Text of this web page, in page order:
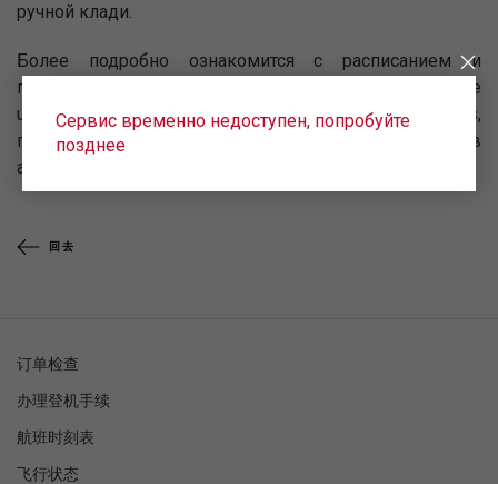
ручной клади.
Более подробно ознакомится с расписанием и
приобрести билеты можно на официальном сайте
uralairlines.com, в мобильном приложении UralAirlines,
по звонку в call-центр на номер 8-800-7700-262 или в
авиакассах.
回去
Сервис временно недоступен, попробуйте
позднее
订单检查
办理登机手续
航班时刻表
飞行状态